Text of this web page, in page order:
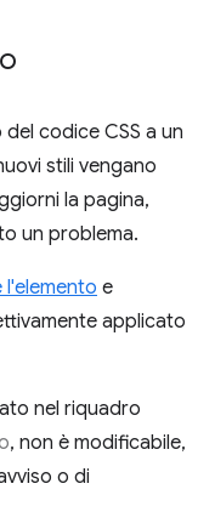
codice CSS a un
stili vengano
la pagina,
un problema.
e
applicato
nel riquadro
, non è modificabile,
o di